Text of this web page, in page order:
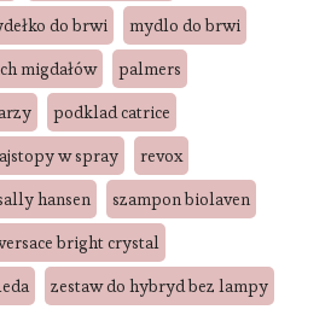
do brwi
mydlo do brwi
migdałów
palmers
podklad catrice
w spray
revox
hansen
szampon biolaven
bright crystal
zestaw do hybryd bez lampy